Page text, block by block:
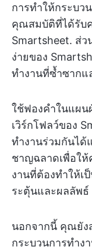
การทำให้กระบว
คุณสมบัติที่ได้รับ
Smartsheet. ส่
ง่ายของ
ทำงานที่ซ้ำซากแ
ใช้ฟองคำในแผน
เวิร์กโฟลว์ของ
ทำงานร่วมกันได้
ชาญฉลาดเพื่อให้
งานที่ต้องทำให้เ
ระตุ้นและผลลัพธ์
นอกจากนี้ คุณยัง
กระบวนการทำง